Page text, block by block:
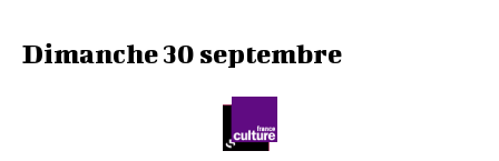
Dimanche 30 septembre